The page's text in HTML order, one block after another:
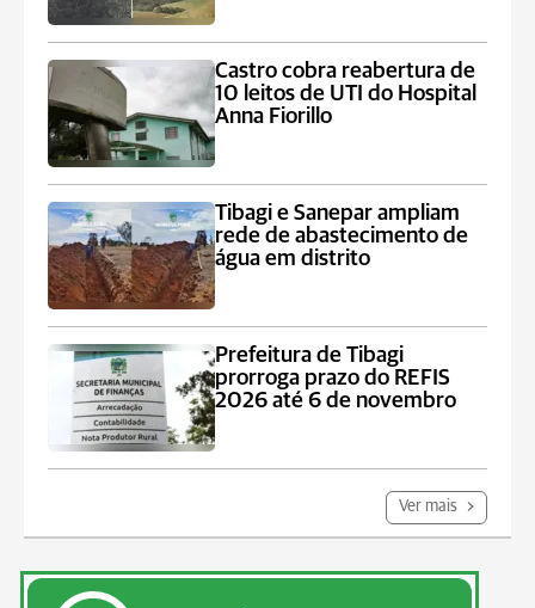
Castro cobra reabertura de
10 leitos de UTI do Hospital
Anna Fiorillo
Tibagi e Sanepar ampliam
rede de abastecimento de
água em distrito
Prefeitura de Tibagi
prorroga prazo do REFIS
2026 até 6 de novembro
Ver mais